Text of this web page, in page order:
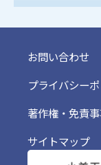
お問い合わせ
プライバシー
著作権・免責
サイトマップ